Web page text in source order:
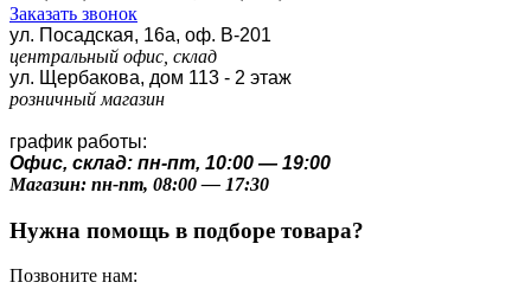
Заказать звонок
ул. Посадская, 16а, оф. В-201
центральный офис, склад
ул. Щербакова, дом 113 - 2 этаж
розничный магазин
график работы:
Офис, склад: пн-пт, 10:00 — 19:00
Магазин: пн-пт, 08:00 — 17:30
Нужна помощь в подборе товара?
Позвоните нам: